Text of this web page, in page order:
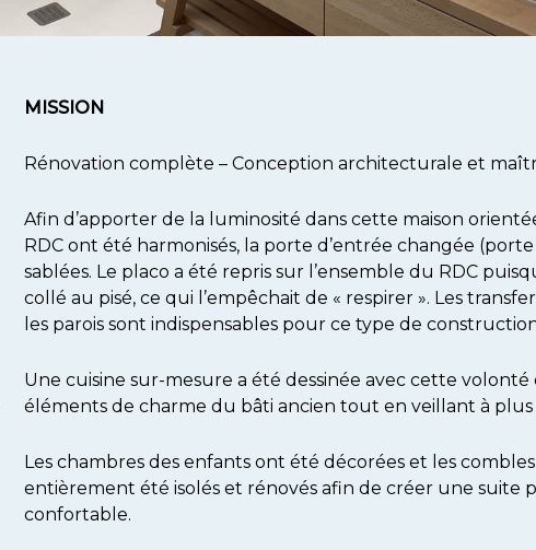
MISSION
Rénovation complète – Conception architecturale et
Afin d’apporter de la luminosité dans cette maison orientée
RDC ont été harmonisés, la porte d’entrée changée
sablées. Le placo a été repris sur l’ensemble du RDC
collé au pisé, ce qui l’empêchait de « respirer ». Les
les parois sont indispensables pour ce type de
Une cuisine sur-mesure a été dessinée avec cette volonté
éléments de charme du bâti ancien tout en veillant à
Les chambres des enfants ont été décorées et les
entièrement été isolés et rénovés afin de créer une suite
confortable.